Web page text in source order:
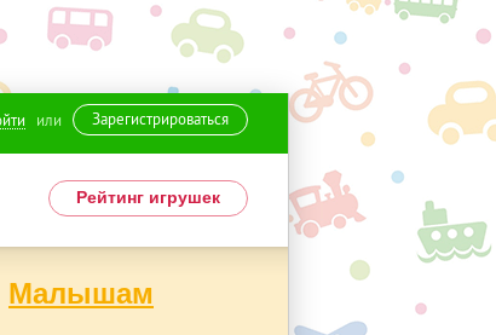
или Зарегистрироваться
Рейтинг игрушек
Малышам